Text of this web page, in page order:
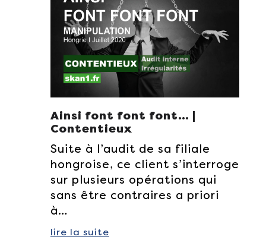
Ainsi font font font… |
Contentieux
Suite à l’audit de sa filiale
hongroise, ce client s’interroge
sur plusieurs opérations qui
sans être contraires a priori
à…
lire la suite